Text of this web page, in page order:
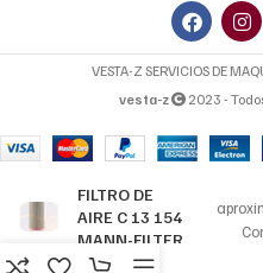
VESTA-Z SERVICIOS DE
vesta-z
2023 -
FILTRO DE
AIRE C 13 154
MANN-FILTER